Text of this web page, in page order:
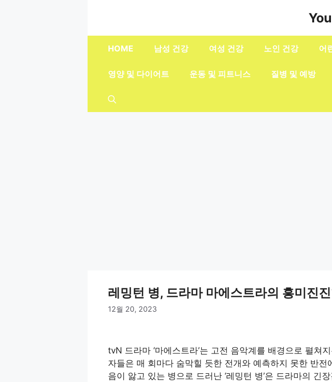
HOME 남성 건강 여성 건강 노인 건강 어
영양 및 다이어트 운동 및 피트니스 질병 및 예방
레밍턴 병, 드라마 마에스트라의 흥미진
12월 20, 2023
tvN 드라마 ‘마에스트라’는 고전 음악계를 배경으로 펼쳐
자들은 매 회마다 숨막힐 듯한 전개와 예측하지 못한 반
음이 앓고 있는 병으로 드러난 ‘레밍턴 병’은 드라마의 긴